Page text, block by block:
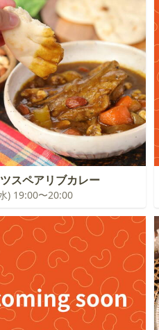
スペアリブカレー
) 19:00〜20:00